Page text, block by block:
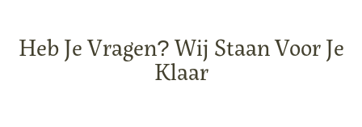
Heb Je Vragen? Wij Staan Voor Je
Klaar